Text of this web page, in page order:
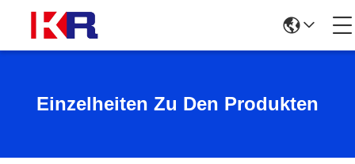
Einzelheiten Zu Den Produkten